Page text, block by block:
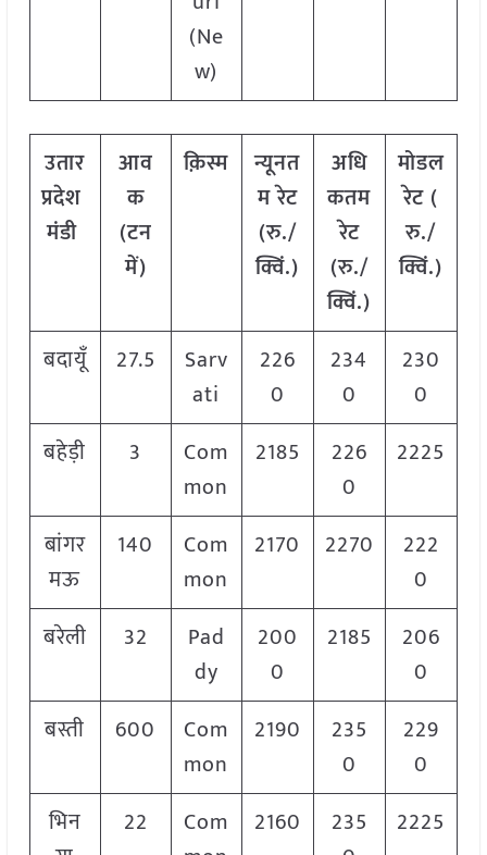
(Ne
w)
उतार
प्रदेश
मंडी
आव
क
(टन
में)
क़िस्म
न्यूनत
म रेट
(रु./
क्विं.)
अधि
कतम
रेट
(रु./
क्विं.)
मोडल
रेट (
रु./
क्विं.)
बदायूँ 27.5
Sarv
ati
226
0
234
0
230
0
बहेड़ी
3
Com
mon
2185
226
0
2225
बांगर
मऊ
140
Com
mon
2170 2270
222
0
बरेली
32
Pad
dy
200
0
2185
206
0
बस्ती
600
Com
mon
2190
235
0
229
0
भिन
22
Com
2160
235
2225